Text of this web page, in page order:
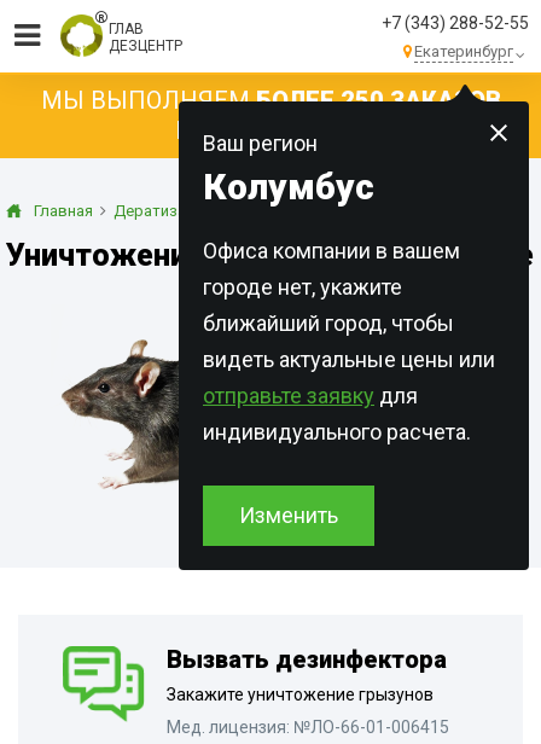
ГЛАВ
ДЕЗЦЕНТР
+7 (343) 288-52-55
Екатеринбург
Ваш регион
Колумбус
Офиса компании в вашем
городе нет, укажите
ближайший город, чтобы
видеть актуальные цены или
отправьте заявку для
индивидуального расчета.
Изменить
МЫ ВЫПОЛНЯЕМБОЛЕЕ 250 ЗАКАЗОВ
КАЖДЫЙ ДЕНЬ!
Главная Дератизация Крысы
Уничтожение крыс в Екатеринбурге
Вызвать дезинфектора
Закажите уничтожение грызунов
Мед. лицензия: №ЛО-66-01-006415